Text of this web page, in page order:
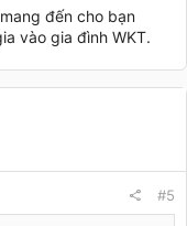
đến cho bạn
vào gia đình WKT.
#5